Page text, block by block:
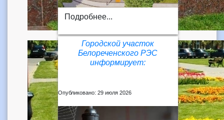
Подробнее...
Городской участок
Белореченского РЭС
информирует:
Опубликовано: 29 июля 2026